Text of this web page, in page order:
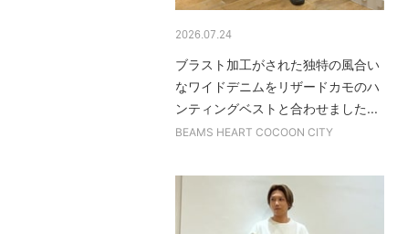
2026.07.24
ブラスト加工がされた独特の風合い
なワイドデニムをリザードカモのハ
ンティングベストと合わせました...
BEAMS HEART COCOON CITY